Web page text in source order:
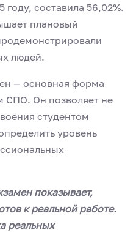
году, составила 56,02%.
плановый
людей.
— основная форма
СПО. Он позволяет не
студентом
уровень
показывает,
к реальной работе.
реальных